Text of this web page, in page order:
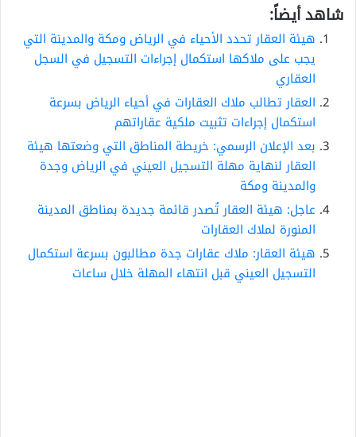
شاهد أيضاً:
هيئة العقار تحدد الأحياء في الرياض ومكة والمدينة التي
يجب على ملاكها استكمال إجراءات التسجيل في السجل
العقاري
العقار تطالب ملاك العقارات في أحياء الرياض بسرعة
استكمال إجراءات تثبيت ملكية عقاراتهم
بعد الإعلان الرسمي: خريطة المناطق التي وضعتها هيئة
العقار لنهاية مهلة التسجيل العيني في الرياض وجدة
والمدينة ومكة
عاجل: هيئة العقار تُصدر قائمة جديدة بمناطق المدينة
المنورة لملاك العقارات
هيئة العقار: ملاك عقارات جدة مطالبون بسرعة استكمال
التسجيل العيني قبل انتهاء المهلة خلال ساعات